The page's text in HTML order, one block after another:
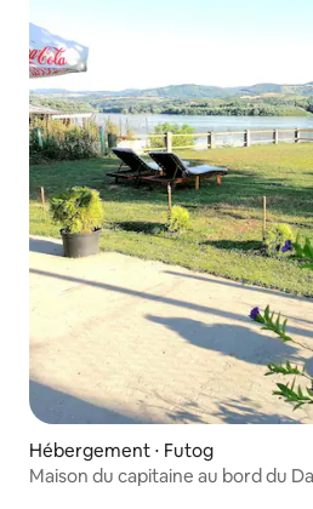
Hébergement ⋅ Futog
Maison du capitaine au bord du